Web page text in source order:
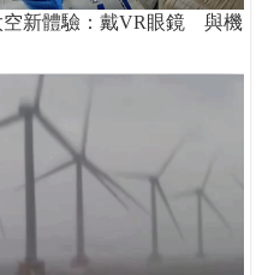
空新體驗：戴VR眼鏡 與機